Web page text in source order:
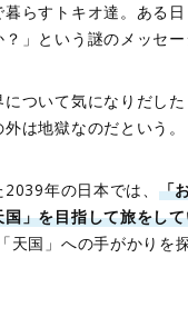
らすトキオ達。ある
」という謎のメッセー
ついて気になりだした
は地獄なのだという。
年の日本では、 「
」を目指して旅をし
天国」への手がかりを